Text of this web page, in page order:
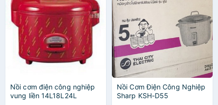
Nồi cơm điện công nghiệp
vung liền 14L18L24L
Nồi Cơm Điện Công Nghiệp
Sharp KSH-D55